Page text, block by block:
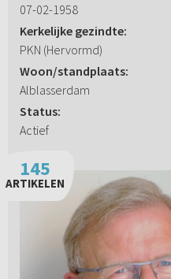
07-02-1958
Kerkelijke gezindte:
PKN (Hervormd)
Woon/standplaats:
Alblasserdam
Status:
Actief
145
ARTIKELEN